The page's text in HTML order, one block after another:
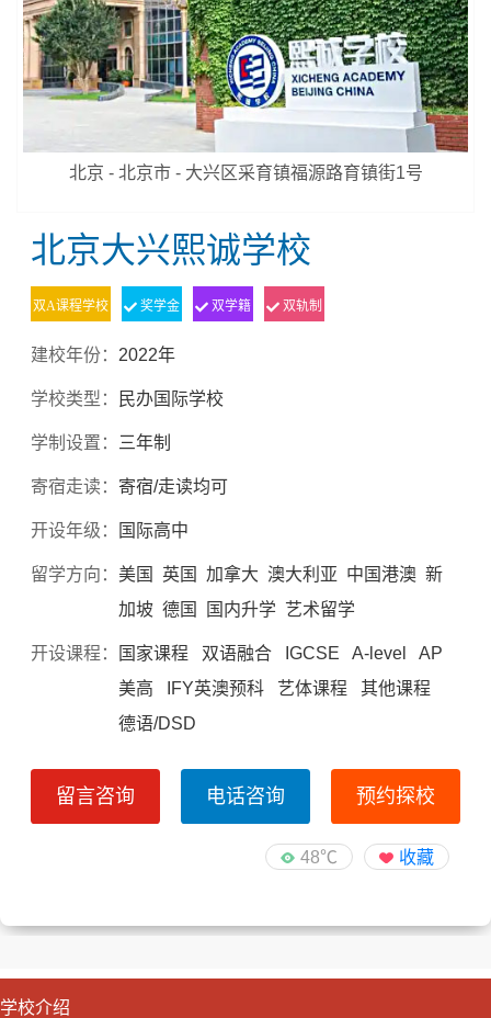
北京 - 北京市 - 大兴区采育镇福源路育镇街1号
北京大兴熙诚学校
双A课程学校 奖学金 双学籍 双轨制
建校年份： 2022年
学校类型： 民办国际学校
学制设置： 三年制
寄宿走读： 寄宿/走读均可
开设年级： 国际高中
留学方向： 美国 英国 加拿大 澳大利亚 中国港澳 新
加坡 德国 国内升学 艺术留学
开设课程：
国家课程 双语融合 IGCSE A-level AP
美高 IFY英澳预科 艺体课程 其他课程
德语/DSD
留言咨询 电话咨询 预约探校
48℃ 收藏
学校介绍